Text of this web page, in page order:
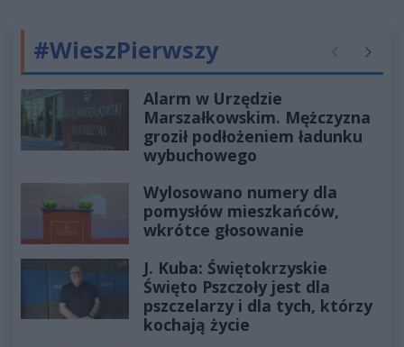
#WieszPierwszy Poprzednie
Alarm w Urzędzie
Marszałkowskim. Mężczyzna
groził podłożeniem ładunku
wybuchowego
Wylosowano numery dla
pomysłów mieszkańców,
wkrótce głosowanie
J. Kuba: Świętokrzyskie
Święto Pszczoły jest dla
pszczelarzy i dla tych, którzy
kochają życie